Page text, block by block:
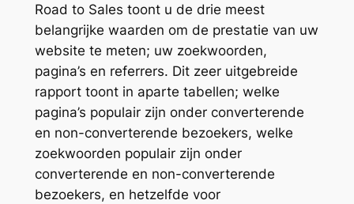
Road to Sales toont u de drie meest
belangrijke waarden om de prestatie van uw
website te meten; uw zoekwoorden,
pagina’s en referrers. Dit zeer uitgebreide
rapport toont in aparte tabellen; welke
pagina’s populair zijn onder converterende
en non-converterende bezoekers, welke
zoekwoorden populair zijn onder
converterende en non-converterende
bezoekers, en hetzelfde voor